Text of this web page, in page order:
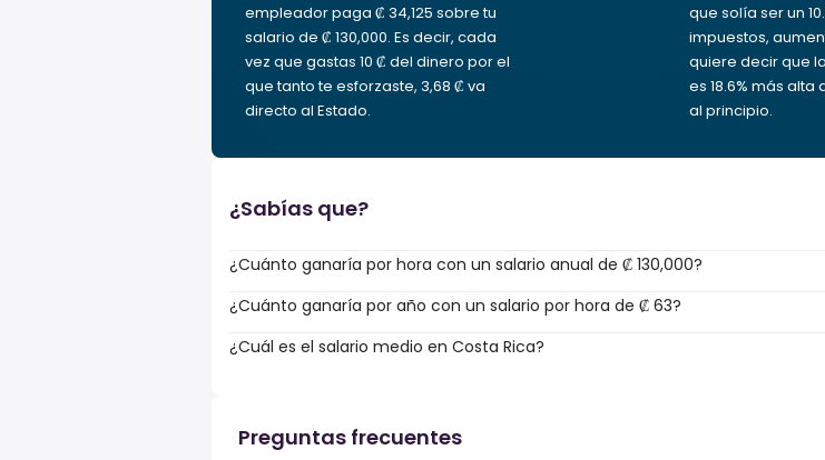
empleador paga ₡ 34,125 sobre tu
salario de ₡ 130,000. Es decir, cada
vez que gastas 10 ₡ del dinero por el
que tanto te esforzaste, 3,68 ₡ va
directo al Estado.
que solía ser un
impuestos,
quiere decir que
es 18.6% más
al principio.
¿Sabías que?
¿Cuánto ganaría por hora con un salario anual de ₡ 130,000?
¿Cuánto ganaría por año con un salario por hora de ₡ 63?
¿Cuál es el salario medio en Costa Rica?
Preguntas frecuentes